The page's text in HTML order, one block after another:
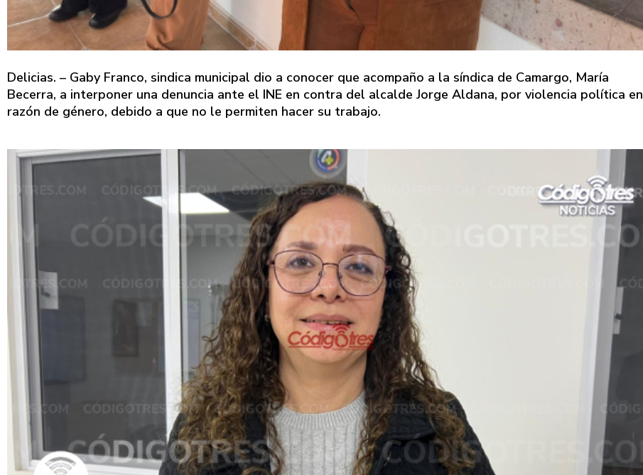
Delicias. – Gaby Franco, sindica municipal dio a conocer que acompaño a la síndica de Camargo, María
Becerra, a interponer una denuncia ante el INE en contra del alcalde Jorge Aldana, por violencia política en
razón de género, debido a que no le permiten hacer su trabajo.